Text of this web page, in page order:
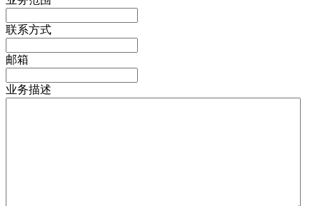
联系方式
邮箱
业务描述